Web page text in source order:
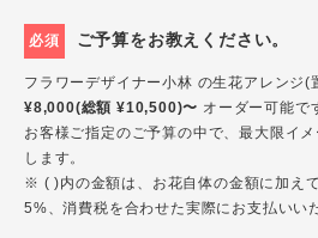
必須 ご予算をお教えください。
フラワーデザイナー小林 の生花アレンジ(
¥8,000(総額 ¥10,500)〜 オーダー可能で
お客様ご指定のご予算の中で、最大限イ
します。
※ ( )内の金額は、お花自体の金額に加え
5%、消費税を合わせた実際にお支払いい